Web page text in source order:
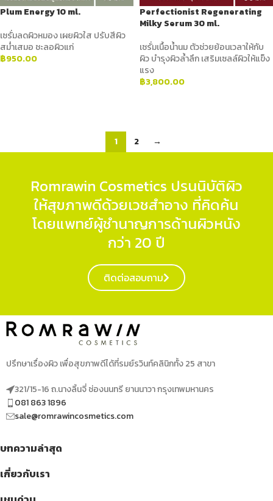
Plum Energy 10 ml.
เซรั่มลดผิวหมอง เผยผิวใส ปรับสีผิว
สม่ำเสมอ ชะลอผิวแก่
฿950.00
Perfectionist Regenerating
Milky Serum 30 ml.
เซรั่มเนื้อน้ำนม ตัวช่วยย้อนเวลาให้กับ
ผิว บำรุงผิวล้ำลึก เสริมเซลล์ผิวให้แข็ง
แรง
฿3,800.00
1 2 →
Romrawin Cosmetics ปรนนิบัติผิว
ให้สุขภาพดีด้วยเวชสำอาง ที่คิดค้น
โดยแพทย์ผู้ชำนาญการด้านผิวหนัง
กว่า 20 ปี
ติดต่อสอบถาม
ปรึกษาเรื่องผิว เพื่อสุขภาพดีได้ที่รมย์รวินท์คลินิกทั้ง 25 สาขา
321/15-16 ถ.นางลิ้นจี่ ช่องนนทรี ยานนาวา กรุงเทพมหานคร
081 863 1896
sale@romrawincosmetics.com
บทความล่าสุด
เกี่ยวกับเรา